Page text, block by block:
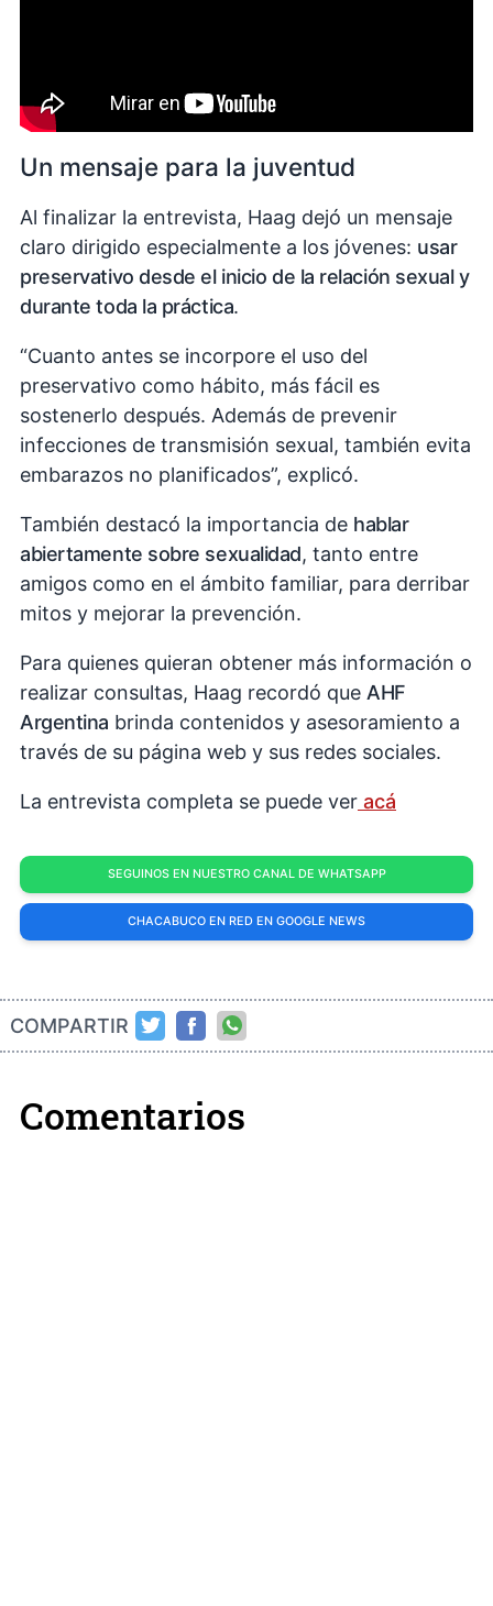
Un mensaje para la juventud
Al finalizar la entrevista, Haag dejó un mensaje
claro dirigido especialmente a los jóvenes: usar
preservativo desde el inicio de la relación sexual y
durante toda la práctica.
“Cuanto antes se incorpore el uso del
preservativo como hábito, más fácil es
sostenerlo después. Además de prevenir
infecciones de transmisión sexual, también evita
embarazos no planificados”, explicó.
También destacó la importancia de hablar
abiertamente sobre sexualidad, tanto entre
amigos como en el ámbito familiar, para derribar
mitos y mejorar la prevención.
Para quienes quieran obtener más información o
realizar consultas, Haag recordó que AHF
Argentina brinda contenidos y asesoramiento a
través de su página web y sus redes sociales.
La entrevista completa se puede ver acá
SEGUINOS EN NUESTRO CANAL DE WHATSAPP
CHACABUCO EN RED EN GOOGLE NEWS
COMPARTIR
Comentarios